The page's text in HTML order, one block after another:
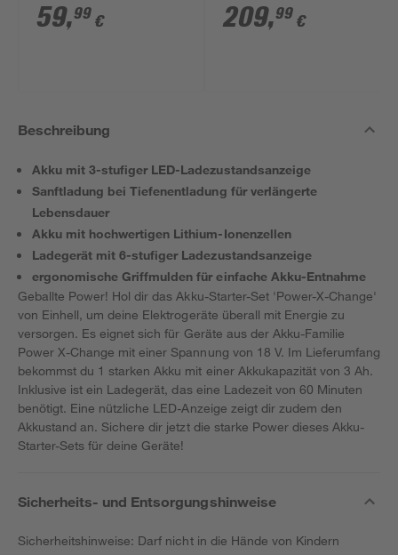
Stück
59,99 €
P S V-30/6/22/T'
209,99 €
Beschreibung
Akku mit 3-stufiger LED-Ladezustandsanzeige
Sanftladung bei Tiefenentladung für verlängerte
Lebensdauer
Akku mit hochwertigen Lithium-Ionenzellen
Ladegerät mit 6-stufiger Ladezustandsanzeige
ergonomische Griffmulden für einfache Akku-Entnahme
Geballte Power! Hol dir das Akku-Starter-Set 'Power-X-Change'
von Einhell, um deine Elektrogeräte überall mit Energie zu
versorgen. Es eignet sich für Geräte aus der Akku-Familie
Power X-Change mit einer Spannung von 18 V. Im Lieferumfang
bekommst du 1 starken Akku mit einer Akkukapazität von 3 Ah.
Inklusive ist ein Ladegerät, das eine Ladezeit von 60 Minuten
benötigt. Eine nützliche LED-Anzeige zeigt dir zudem den
Akkustand an. Sichere dir jetzt die starke Power dieses Akku-
Starter-Sets für deine Geräte!
Sicherheits- und Entsorgungshinweise
Sicherheitshinweise: Darf nicht in die Hände von Kindern